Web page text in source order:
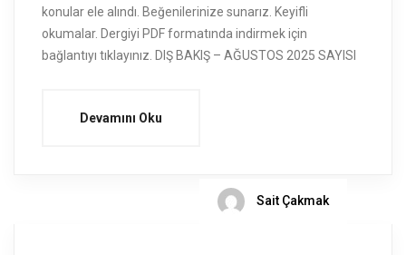
konular ele alındı. Beğenilerinize sunarız. Keyifli
okumalar. Dergiyi PDF formatında indirmek için
bağlantıyı tıklayınız. DIŞ BAKIŞ – AĞUSTOS 2025 SAYISI
Devamını Oku
Sait Çakmak